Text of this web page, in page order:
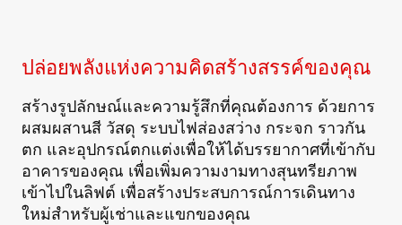
ปล่อยพลังแห่งความคิดสร้างสรรค์ของคุณ
สร้างรูปลักษณ์และความรู้สึกที่คุณต้องการ ด้วยการ
ผสมผสานสี วัสดุ ระบบไฟส่องสว่าง กระจก ราวกัน
ตก และอุปกรณ์ตกแต่งเพื่อให้ได้บรรยากาศที่เข้ากับ
อาคารของคุณ เพื่อเพิ่มความงามทางสุนทรียภาพ
เข้าไปในลิฟต์ เพื่อสร้างประสบการณ์การเดินทาง
ใหม่สำหรับผู้เช่าและแขกของคุณ